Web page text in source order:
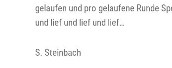
gelaufen und pro gelaufene Runde
und lief und lief und lief…
S. Steinbach